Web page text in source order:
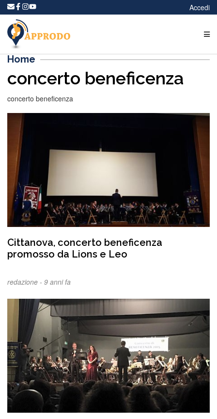
Accedi
Home
concerto beneficenza
concerto beneficenza
Cittanova, concerto beneficenza
promosso da Lions e Leo
redazione - 9 anni fa